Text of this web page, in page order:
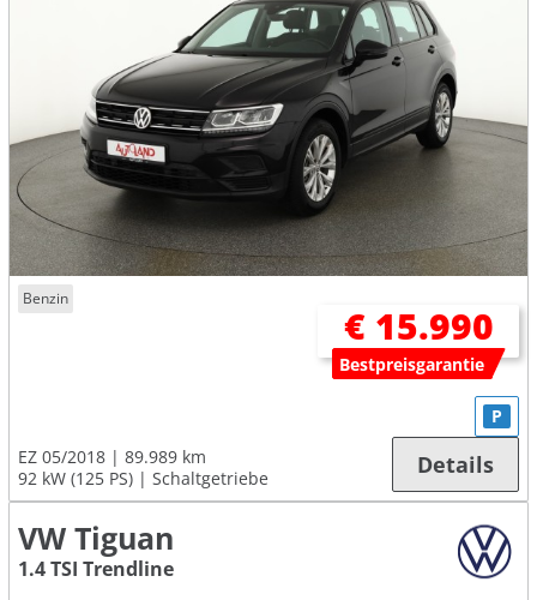
Benzin
€ 15.990
Bestpreisgarantie
EZ 05/2018
89.989 km
92 kW (125 PS)
Schaltgetriebe
P
Details
VW Tiguan
1.4 TSI Trendline